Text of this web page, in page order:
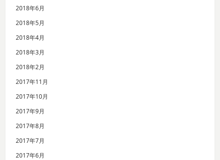
2018年6月
2018年5月
2018年4月
2018年3月
2018年2月
2017年11月
2017年10月
2017年9月
2017年8月
2017年7月
2017年6月